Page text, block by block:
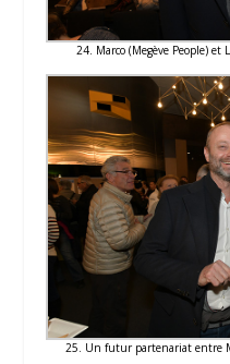
24. Marco (Megève People) et
25. Un futur partenariat entre